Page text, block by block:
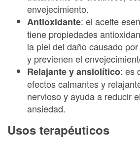
envejecimiento.
Antioxidante: el aceite
tiene propiedades
la piel del daño causado
y previenen el
Relajante y ansiolítico: es
efectos calmantes y
nervioso y ayuda a reducir
ansiedad.
Usos terapéuticos